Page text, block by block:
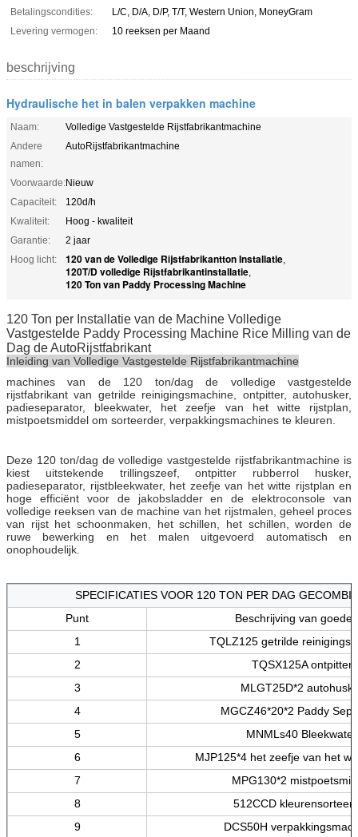
Betalingscondities:
L/C, D/A, D/P, T/T, Western Union, MoneyGram
Levering vermogen:
10 reeksen per Maand
beschrijving
Hydraulische het in balen verpakken machine
Naam:
Volledige Vastgestelde Rijstfabrikantmachine
Andere
namen:
AutoRijstfabrikantmachine
Voorwaarde:Nieuw
Capaciteit:
120d/h
Kwaliteit:
Hoog - kwaliteit
Garantie:
2 jaar
Hoog licht:
120 van de Volledige Rijstfabrikantton Installatie,
120T/D volledige Rijstfabrikantinstallatie,
120 Ton van Paddy Processing Machine
120 Ton per Installatie van de Machine Volledige
Vastgestelde Paddy Processing Machine Rice Milling van de
Dag de AutoRijstfabrikant
Inleiding van Volledige Vastgestelde Rijstfabrikantmachine
machines van de 120 ton/dag de volledige vastgestelde
rijstfabrikant van getrilde reinigingsmachine, ontpitter, autohusker,
padieseparator, bleekwater, het zeefje van het witte rijstplan,
mistpoetsmiddel om sorteerder, verpakkingsmachines te kleuren.
Deze 120 ton/dag de volledige vastgestelde rijstfabrikantmachine is
kiest uitstekende trillingszeef, ontpitter rubberrol husker,
padieseparator, rijstbleekwater, het zeefje van het witte rijstplan en
hoge efficiënt voor de jakobsladder en de elektroconsole van
volledige reeksen van de machine van het rijstmalen, geheel proces
van rijst het schoonmaken, het schillen, het schillen, worden de
ruwe bewerking en het malen uitgevoerd automatisch en
onophoudelijk.
SPECIFICATIES VOOR 120 TON PER DAG
Punt
Beschrijving van
1
TQLZ125 getrilde
2
TQSX125A ontpitter
3
MLGT25D*2
4
MGCZ46*20*2 Paddy
5
MNMLs40 Bleekwater
6
MJP125*4 het zeefje van het
7
MPG130*2
8
512CCD
9
DCS50H